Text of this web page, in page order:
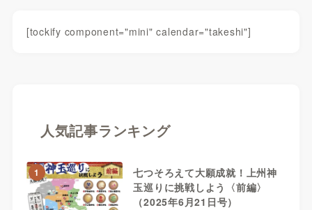
[tockify component="mini" calendar="takeshi"]
人気記事ランキング
1
七つそろえて大願成就！上州神
玉巡りに挑戦しよう〈前編〉
（2025年6月21日号）